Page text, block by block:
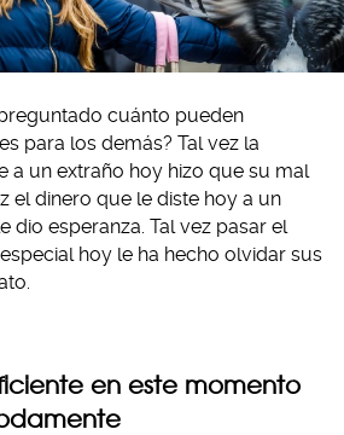
cuánto pueden
para los demás? Tal vez la
a un extraño hoy hizo que su mal
el dinero que le diste hoy a un
dio esperanza. Tal vez pasar el
hoy le ha hecho olvidar sus
en este momento